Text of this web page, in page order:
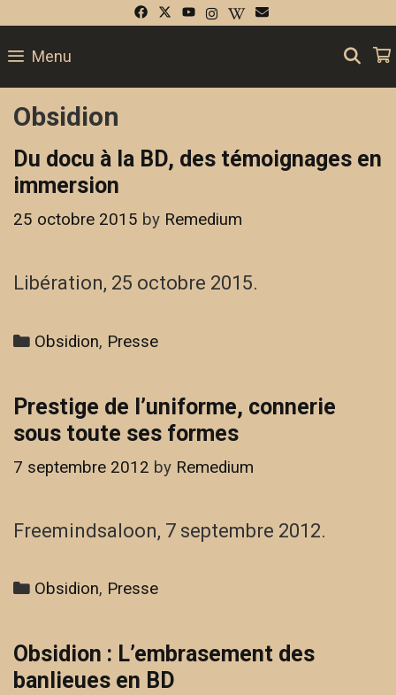
content
Menu
Obsidion
Du docu à la BD, des témoignages en
immersion
25 octobre 2015 by Remedium
Libération, 25 octobre 2015.
Categories
Obsidion, Presse
Prestige de l’uniforme, connerie
sous toute ses formes
7 septembre 2012 by Remedium
Freemindsaloon, 7 septembre 2012.
Categories
Obsidion, Presse
Obsidion : L’embrasement des
banlieues en BD